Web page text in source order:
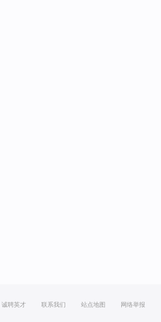
诚聘英才 联系我们 站点地图 网络举报